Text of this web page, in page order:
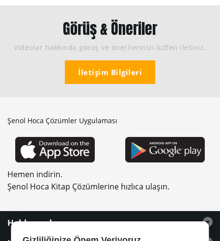
Görüş & Öneriler
Videolar hakkında görüş ve önerilerinizi lütfen iletiniz.
İletişim Bilgileri
Şenol Hoca Çözümler Uygulaması
Hemen indirin.
Şenol Hoca Kitap Çözümlerine hızlıca ulaşın.
Hakkımızda